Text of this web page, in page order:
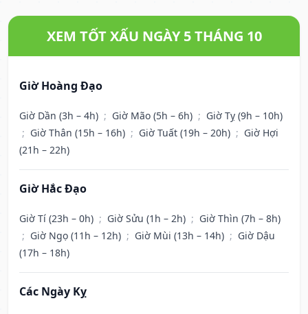
XEM TỐT XẤU NGÀY 5 THÁNG 10
Giờ Hoàng Đạo
Giờ Dần (3h – 4h) ; Giờ Mão (5h – 6h) ; Giờ Tỵ (9h – 10h)
; Giờ Thân (15h – 16h) ; Giờ Tuất (19h – 20h) ; Giờ Hợi
(21h – 22h)
Giờ Hắc Đạo
Giờ Tí (23h – 0h) ; Giờ Sửu (1h – 2h) ; Giờ Thìn (7h – 8h)
; Giờ Ngọ (11h – 12h) ; Giờ Mùi (13h – 14h) ; Giờ Dậu
(17h – 18h)
Các Ngày Kỵ